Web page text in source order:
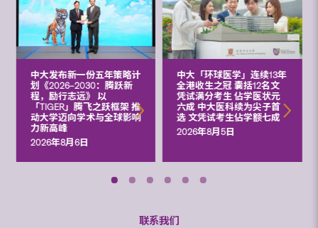
中大发布新一份五年策略计
划《2026‒2030：腾跃新
程，励行志远》 以
「TIGER」腾飞之跃框架 推
动大学迈向学术与全球影响
力新高峰
2026年8月6日
中大「环球医学」连续13年
全港收生之冠 囊括12名文
凭试满分考生 佔学医状元
六成 中大医科续为尖子首
选 文凭试考生佔学额七成
2026年8月5日
联系我们